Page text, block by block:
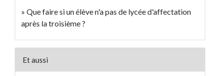
Que faire si un élève n'a pas de lycée d'affectation
après la troisième ?
Et aussi